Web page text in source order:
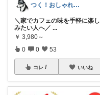
つく！おしゃれな商品や便利な商品をお届け
＼家でカフェの味を手軽に楽し
みたい人へ／ ...
￥ 3,980～
0 0 53
コレ いいね